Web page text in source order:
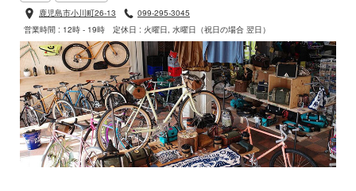
鹿児島市小川町26-13
099-295-3045
営業時間 : 12時 - 19時
定休日 : 火曜日, 水曜日（祝日の場合 翌日）